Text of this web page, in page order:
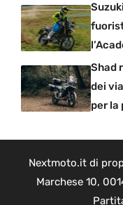
Shad
dei
per la
Nextmoto.it di
Marchese 10,